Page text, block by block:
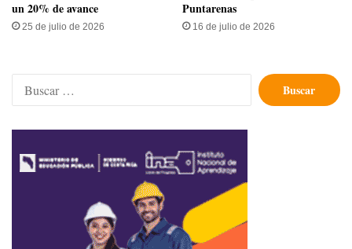
un 20% de avance
25 de julio de 2026
Puntarenas
16 de julio de 2026
Buscar: